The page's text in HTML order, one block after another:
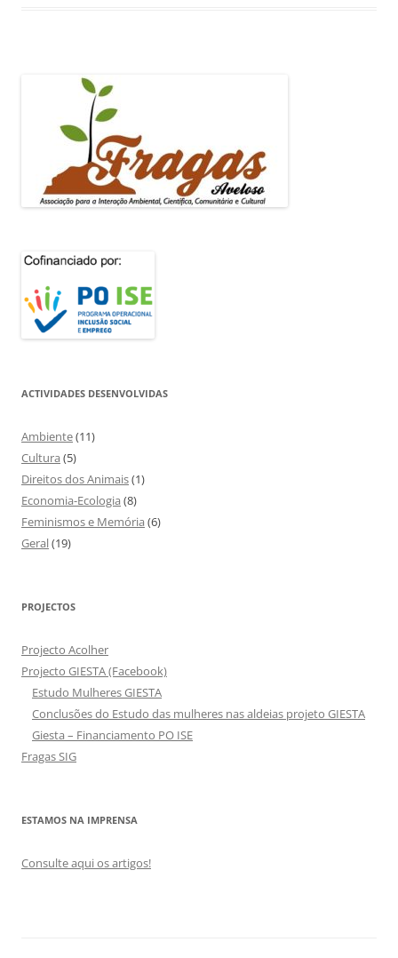
ACTIVIDADES DESENVOLVIDAS
Ambiente(11)
Cultura (5)
Direitos dos Animais(1)
Economia-Ecologia (8)
Feminismos e Memória (6)
Geral(19)
PROJECTOS
Projecto Acolher
Projecto GIESTA (Facebook)
Estudo Mulheres GIESTA
Conclusões do Estudo das mulheres nas aldeias projeto GIESTA
Giesta – Financiamento PO ISE
Fragas SIG
ESTAMOS NA IMPRENSA
Consulte aqui os artigos!